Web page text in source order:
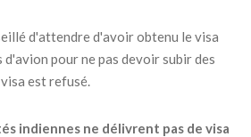
d'attendre d'avoir obtenu le visa
pour ne pas devoir subir des
est refusé.
indiennes ne délivrent pas de visa